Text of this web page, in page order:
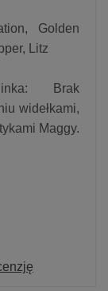
Golden
Litz
Brak
widełkami,
Maggy.